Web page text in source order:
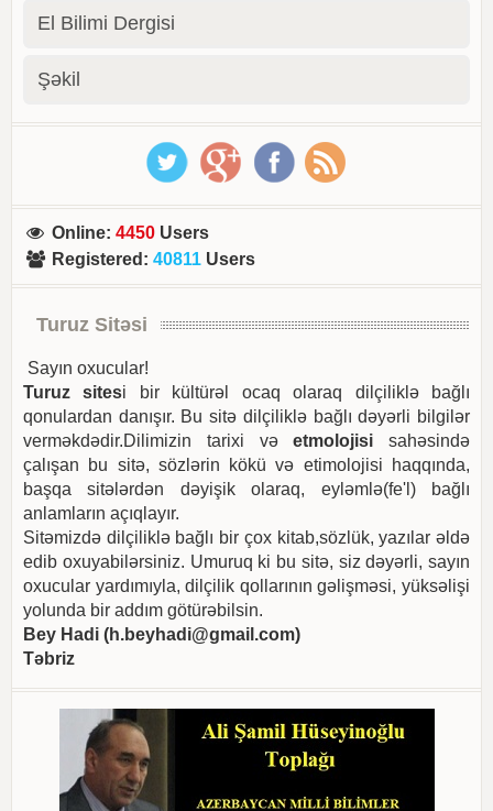
El Bilimi Dergisi
Şəkil
Online:4450 Users
Registered :40811 Users
Turuz Sitəsi
Sayın oxucular!
Turuz sitesi bir kültürəl ocaq olaraq dilçiliklə bağlı
qonulardan danışır. Bu sitə dilçiliklə bağlı dəyərli bilgilər
verməkdədir.Dilimizin tarixi vəetmolojisi sahəsində
çalışan bu sitə, sözlərin kökü və etimolojisi haqqında,
başqa sitələrdən dəyişik olaraq, eyləmlə(fe'l) bağlı
anlamların açıqlayır.
Sitəmizdə dilçiliklə bağlı bir çox kitab,sözlük, yazılar əldə
edib oxuyabilərsiniz. Umuruq ki bu sitə, siz dəyərli, sayın
oxucular yardımıyla, dilçilik qollarının gəlişməsi, yüksəlişi
yolunda bir addım götürəbilsin.
Bey Hadi (h.beyhadi@gmail.com)
Təbriz